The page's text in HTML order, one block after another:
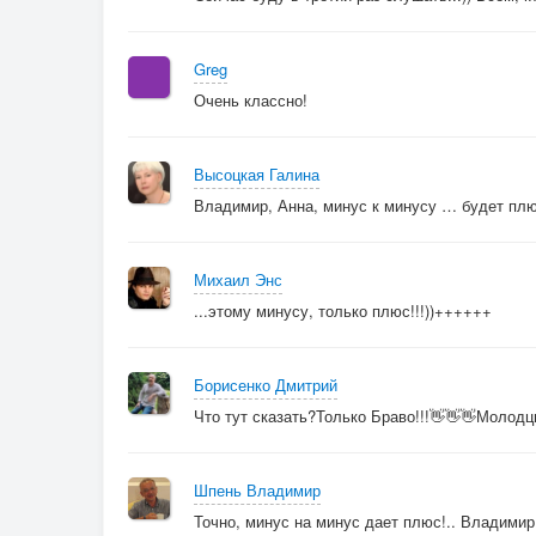
Greg
Очень классно!
Высоцкая Галина
Владимир, Анна, минус к минусу … будет
Михаил Энс
...этому минусу, только плюс!!!))++++++
Борисенко Дмитрий
Что тут сказать?Только
Шпень Владимир
Точно, минус на минус дает плюс!..